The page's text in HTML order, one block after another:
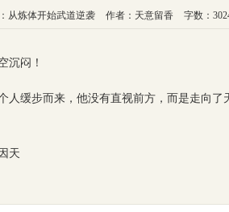
从炼体开始武道逆袭 作者： 天意留香 字数：
沉闷！
人缓步而来，他没有直视前方，而是走向
天